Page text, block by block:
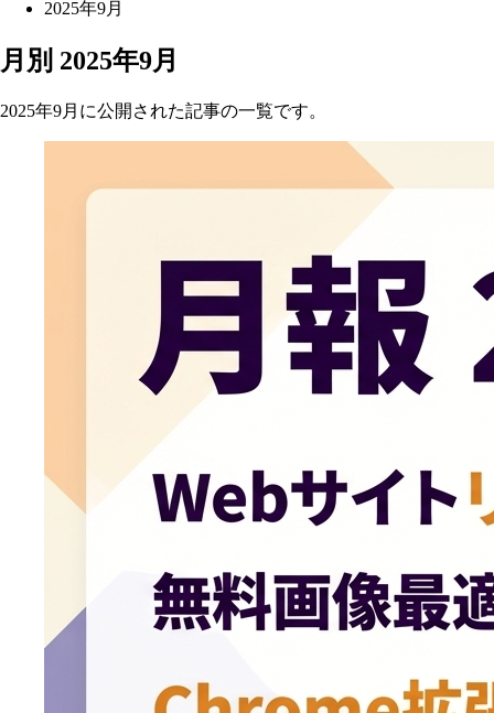
2025年9月
月別 2025年9月
2025年9月に公開された記事の一覧です。